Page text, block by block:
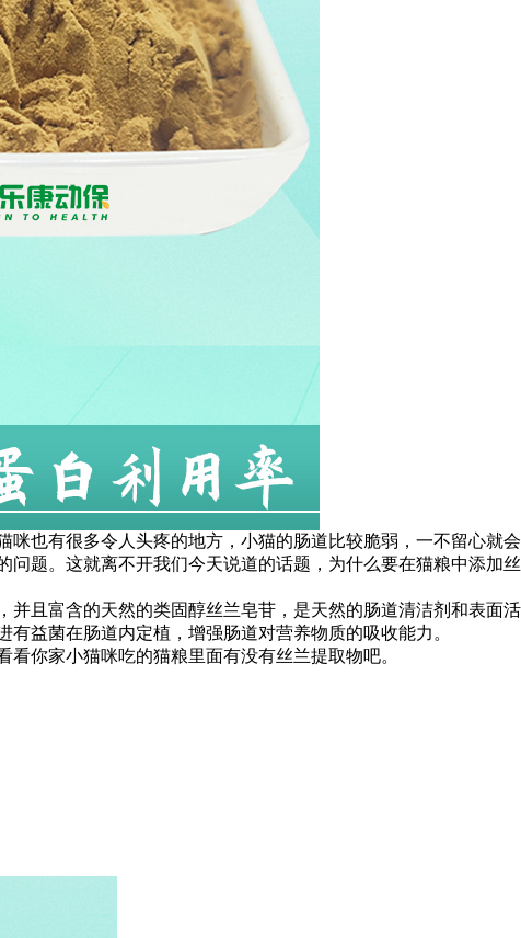
也有很多令人头疼的地方，小猫的肠道比较脆弱，一不留心就会
题。这就离不开我们今天说道的话题，为什么要在猫粮中添加丝
且富含的天然的类固醇丝兰皂苷，是天然的肠道清洁剂和表面活
益菌在肠道内定植，增强肠道对营养物质的吸收能力。
你家小猫咪吃的猫粮里面有没有丝兰提取物吧。